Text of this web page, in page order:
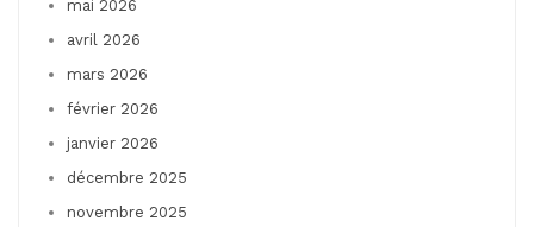
mai 2026
avril 2026
mars 2026
février 2026
janvier 2026
décembre 2025
novembre 2025